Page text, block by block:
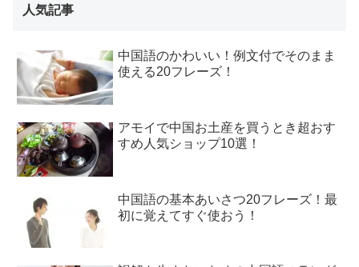
人気記事
中国語のかわいい！例文付でそのまま
使える20フレーズ！
アモイで中国お土産を買うとき超おす
すめ人気ショップ10選！
中国語の基本あいさつ20フレーズ！最
初に覚えてすぐ使おう！